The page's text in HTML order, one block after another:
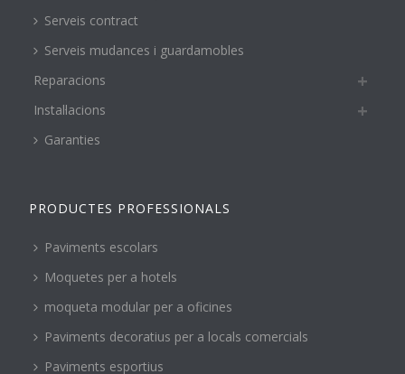
Serveis contract
Serveis mudances i guardamobles
Reparacions
Instal·lacions
Garanties
PRODUCTES PROFESSIONALS
Paviments escolars
Moquetes per a hotels
moqueta modular per a oficines
Paviments decoratius per a locals comercials
Paviments esportius